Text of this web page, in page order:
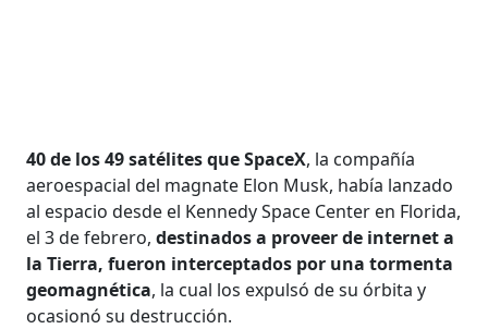
40 de los 49 satélites que SpaceX, la compañía
aeroespacial del magnate Elon Musk, había lanzado
al espacio desde el Kennedy Space Center en Florida,
el 3 de febrero,destinados a proveer de internet a
la Tierra, fueron interceptados por una tormenta
geomagnética, la cual los expulsó de su órbita y
ocasionó su destrucción.